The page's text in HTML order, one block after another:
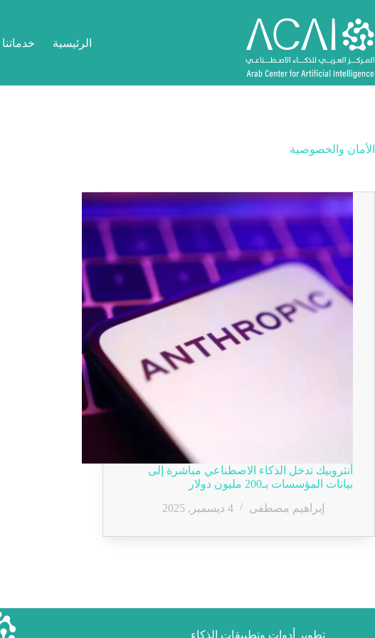
إلى
المحتوى
الرئيسية خدماتنا
الأمان والخصوصية
أنثروبيك تدخل الذكاء الاصطناعي مباشرة إلى
بيانات المؤسسات بـ200 مليون دولار
إبراهيم مصطفى
4 ديسمبر, 2025
تطوير أدوات وتطبيقات الذكاء